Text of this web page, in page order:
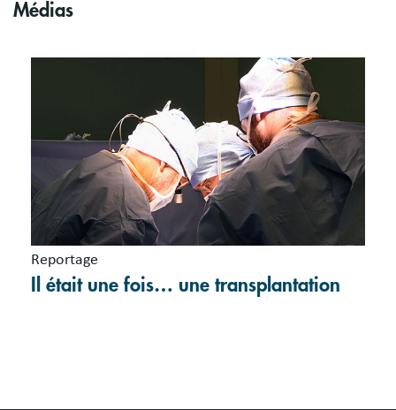
Médias
Reportage
Il était une fois… une transplantation